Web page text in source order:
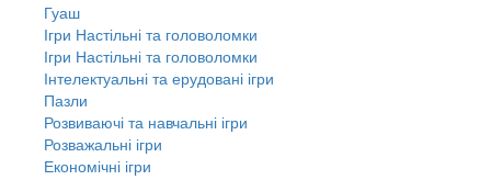
Гуаш
Ігри Настільні та головоломки
Ігри Настільні та головоломки
Інтелектуальні та ерудовані ігри
Пазли
Розвиваючі та навчальні ігри
Розважальні ігри
Економічні ігри